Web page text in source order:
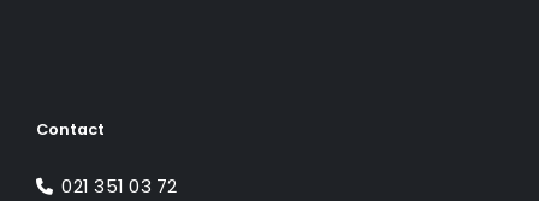
Contact
021 351 03 72